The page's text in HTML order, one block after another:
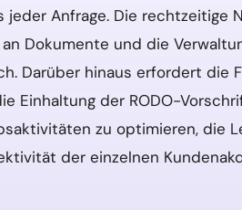
jeder Anfrage. Die rechtzeitige
Dokumente und die
Darüber hinaus erfordert die
Einhaltung der RODO-
zu optimieren, die
der einzelnen